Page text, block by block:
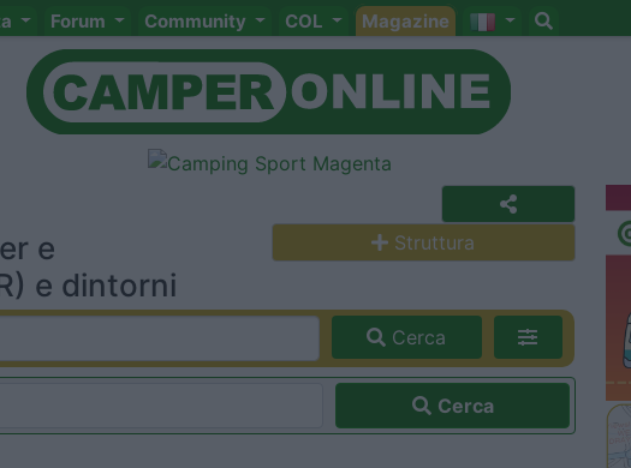
Forum Community COL Magazine
e
e dintorni
Struttura
Cerca
Cerca